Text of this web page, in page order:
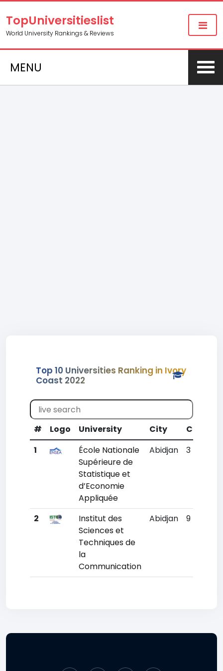
TopUniversitieslist
World University Rankings & Reviews
MENU
Top 10 Universities Ranking in Ivory
Coast 2022
# Logo University City CR
1
École Nationale
Supérieure de
Statistique et
d’Economie
Appliquée
Abidjan 3
2
Institut des
Sciences et
Techniques de
la
Communication
Abidjan 9